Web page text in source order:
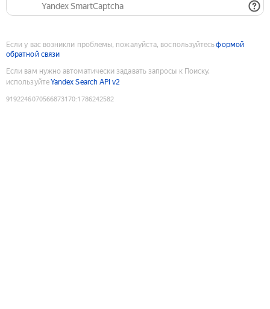
Yandex SmartCaptcha
Если у вас возникли проблемы, пожалуйста, воспользуйтесьформой
обратной связи
Если вам нужно автоматически задавать запросы к Поиску,
используйтеYandex Search API v2
9192246070566873170:1786242582